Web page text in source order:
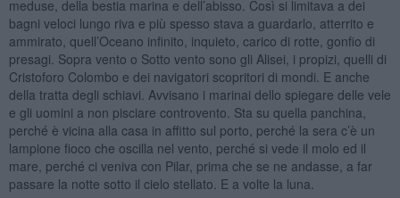
meduse, della bestia marina e dell’abisso. Così si limitava a dei
bagni veloci lungo riva e più spesso stava a guardarlo, atterrito e
ammirato, quell’Oceano infinito, inquieto, carico di rotte, gonfio di
presagi. Sopra vento o Sotto vento sono gli Alisei, i propizi, quelli di
Cristoforo Colombo e dei navigatori scopritori di mondi. E anche
della tratta degli schiavi. Avvisano i marinai dello spiegare delle vele
e gli uomini a non pisciare controvento. Sta su quella panchina,
perché è vicina alla casa in affitto sul porto, perché la sera c’è un
lampione fioco che oscilla nel vento, perché si vede il molo ed il
mare, perché ci veniva con Pilar, prima che se ne andasse, a far
passare la notte sotto il cielo stellato. E a volte la luna.